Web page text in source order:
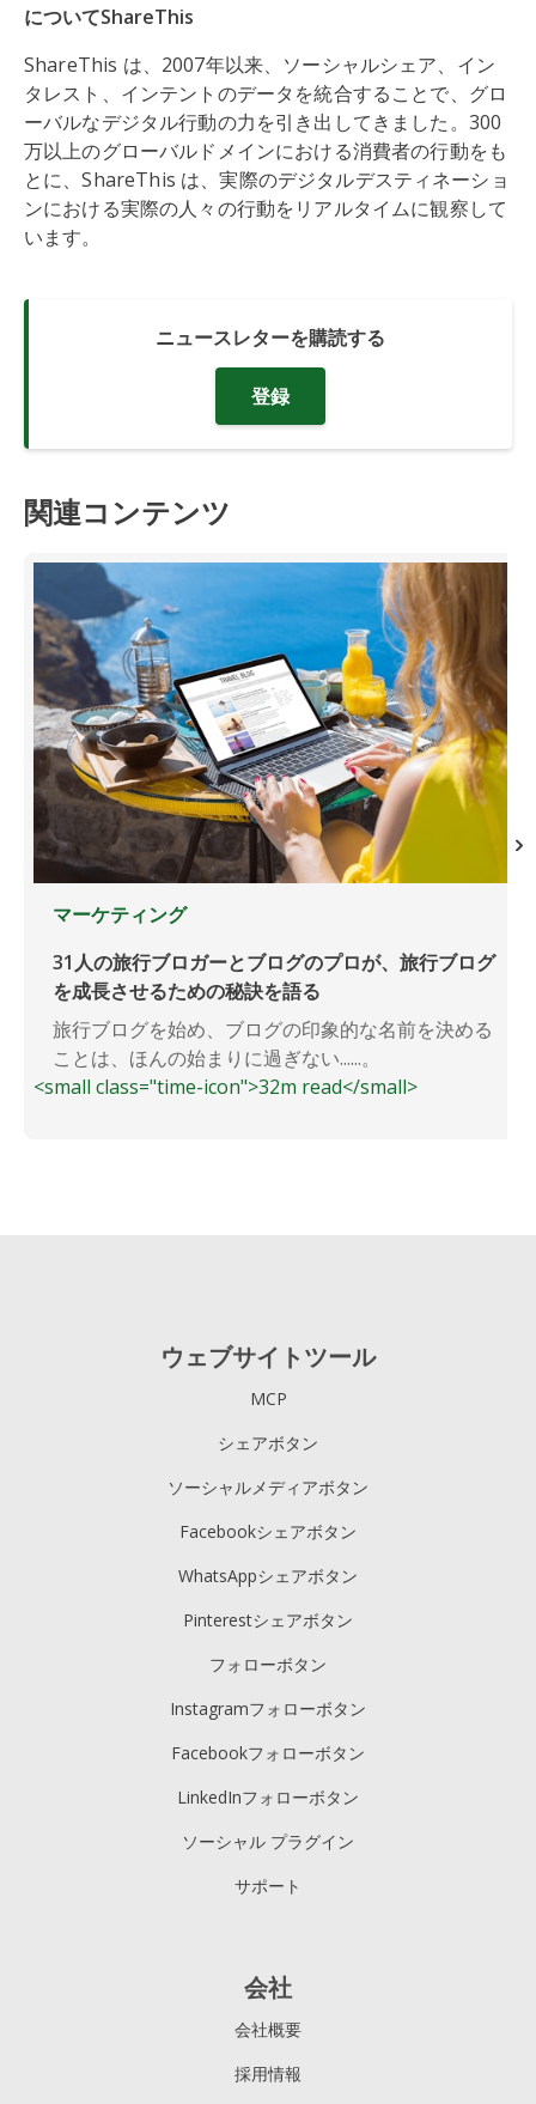
についてShareThis
ShareThis は、2007年以来、ソーシャルシェア、イン
タレスト、インテントのデータを統合することで、グロ
ーバルなデジタル行動の力を引き出してきました。300
万以上のグローバルドメインにおける消費者の行動をも
とに、ShareThis は、実際のデジタルデスティネーショ
ンにおける実際の人々の行動をリアルタイムに観察して
います。
ニュースレターを購読する
登録
関連コンテンツ
マーケティング
31人の旅行ブロガーとブログのプロが、旅行ブログ
を成長させるための秘訣を語る
旅行ブログを始め、ブログの印象的な名前を決める
ことは、ほんの始まりに過ぎない......。
<small class="time-icon">32m read</small>
ウェブサイトツール
MCP
シェアボタン
ソーシャルメディアボタン
Facebookシェアボタン
WhatsAppシェアボタン
Pinterestシェアボタン
フォローボタン
Instagramフォローボタン
Facebookフォローボタン
LinkedInフォローボタン
ソーシャル プラグイン
サポート
会社
会社概要
採用情報